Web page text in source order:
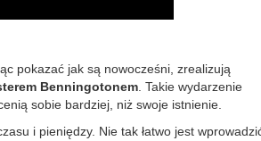
pokazać jak są nowocześni, zrealizują
Benningotonem . Takie wydarzenie
sobie bardziej, niż swoje istnienie.
i pieniędzy. Nie tak łatwo jest